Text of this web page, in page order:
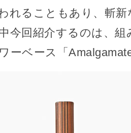
れることもあり、斬新
今回紹介するのは、組
ーベース「